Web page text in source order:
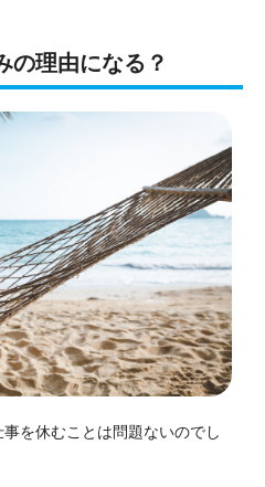
の理由になる？
を休むことは問題ないのでし